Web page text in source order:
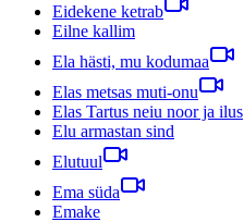
Eidekene ketrab
Eilne kallim
Ela hästi, mu kodumaa
Elas metsas muti-onu
Elas Tartus neiu noor ja ilus
Elu armastan sind
Elutuul
Ema süda
Emake